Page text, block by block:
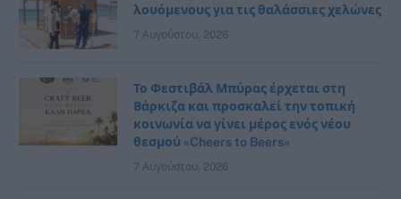
λουόμενους για τις θαλάσσιες χελώνες
7 Αυγούστου, 2026
Το Φεστιβάλ Μπύρας έρχεται στη
Βάρκιζα και προσκαλεί την τοπική
κοινωνία να γίνει μέρος ενός νέου
θεσμού «Cheers to Beers»
7 Αυγούστου, 2026